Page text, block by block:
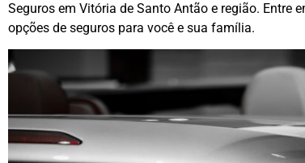
Seguros em Vitória de Santo Antão e região. Entre
opções de seguros para você e sua família.